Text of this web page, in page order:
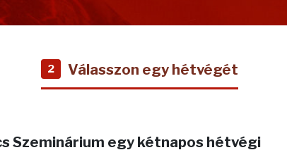
2 Válasszon egy hétvégét
Szeminárium egy kétnapos hétvégi